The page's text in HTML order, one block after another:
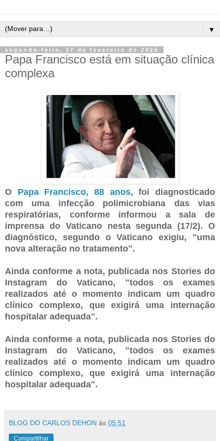
▼
segunda-feira, 17 de fevereiro de 2025
Papa Francisco está em situação clínica
complexa
O Papa Francisco, 88 anos, foi diagnosticado
com uma infecção polimicrobiana das vias
respiratórias, conforme informou a sala de
imprensa do Vaticano nesta segunda (17/2). O
diagnóstico, segundo o Vaticano exigiu, "uma
nova alteração no tratamento".
Ainda conforme a nota, publicada nos Stories do
Instagram do Vaticano, "todos os exames
realizados até o momento indicam um quadro
clínico complexo, que exigirá uma internação
hospitalar adequada".
Ainda conforme a nota, publicada nos Stories do
Instagram do Vaticano, "todos os exames
realizados até o momento indicam um quadro
clínico complexo, que exigirá uma internação
hospitalar adequada".
BLOG DO CARLOS DEHON às 05:51
Compartilhar